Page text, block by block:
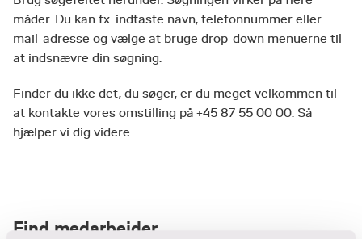
måder. Du kan fx. indtaste navn, telefonnummer eller
mail-adresse og vælge at bruge drop-down menuerne til
at indsnævre din søgning.
Finder du ikke det, du søger, er du meget velkommen til
at kontakte vores omstilling på +45 87 55 00 00. Så
hjælper vi dig videre.
Find medarbejder